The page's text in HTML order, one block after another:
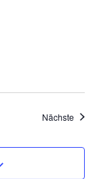
Nächste